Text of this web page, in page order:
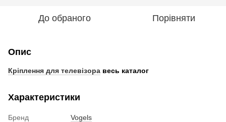
До обраного Порівняти
Опис
Кріплення для телевізора весь каталог
Характеристики
Бренд
Vogels